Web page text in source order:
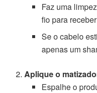
Faz uma
fio para
Se o cabelo
apenas um
Aplique o
Espalhe o